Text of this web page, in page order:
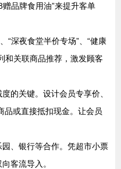
赠品牌食用油”来提升客单
“深夜食堂半价专场”、“健康
和关联商品推荐，激发顾客
的关键。设计会员专享价、
品或直接抵扣现金。让会员
园、银行等合作。凭超市小票
客流导入。